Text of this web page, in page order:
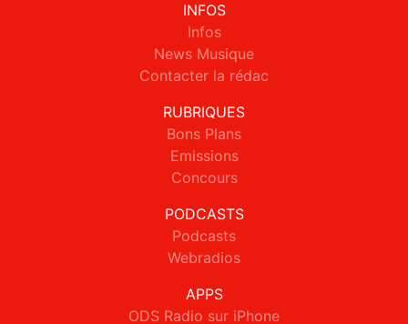
INFOS
Infos
News Musique
Contacter la rédac
RUBRIQUES
Bons Plans
Emissions
Concours
PODCASTS
Podcasts
Webradios
APPS
ODS Radio sur iPhone